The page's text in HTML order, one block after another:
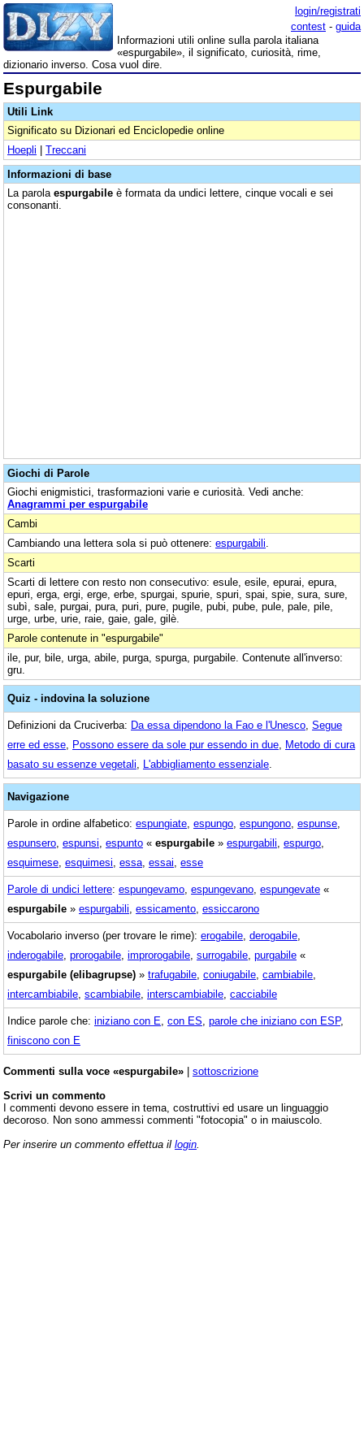
login/registrati
contest - guida
Informazioni utili online sulla parola italiana
«espurgabile», il significato, curiosità, rime,
dizionario inverso. Cosa vuol dire.
Espurgabile
Utili Link
Significato su Dizionari ed Enciclopedie online
Hoepli | Treccani
Informazioni di base
La parola espurgabile è formata da undici lettere, cinque vocali e sei
consonanti.
Giochi di Parole
Giochi enigmistici, trasformazioni varie e curiosità. Vedi anche:
Anagrammi per espurgabile
Cambi
Cambiando una lettera sola si può ottenere: espurgabili
Scarti
Scarti di lettere con resto non consecutivo: esule, esile, epurai, epura,
epuri, erga, ergi, erge, erbe, spurgai, spurie, spuri, spai, spie, sura, sure,
subì, sale, purgai, pura, puri, pure, pugile, pubi, pube, pule, pale, pile,
urge, urbe, urie, raie, gaie, gale, gilè.
Parole contenute in "espurgabile"
ile, pur, bile, urga, abile, purga, spurga, purgabile. Contenute all'inverso:
gru.
Quiz - indovina la soluzione
Definizioni da Cruciverba: Da essa dipendono la Fao e l'Unesco Segue
erre ed esse Possono essere da sole pur essendo in due Metodo di cura
basato su essenze vegetali
L'abbigliamento essenziale
Navigazione
Parole in ordine alfabetico: espungiate espungo espungono espunse
espunsero espunsi espunto « espurgabile » espurgabili espurgo
esquimese esquimesi essa essai esse
Parole di undici lettere: espungevamo espungevano espungevate «
espurgabile » espurgabili essicamento essiccarono
Vocabolario inverso (per trovare le rime): erogabile derogabile
inderogabile prorogabile improrogabile surrogabile purgabile «
espurgabile (elibagrupse) » trafugabile coniugabile cambiabile
intercambiabile scambiabile interscambiabile cacciabile
Indice parole che: iniziano con E con ES parole che iniziano con ESP,
finiscono con E
Commenti sulla voce «espurgabile» | sottoscrizione
Scrivi un commento
I commenti devono essere in tema, costruttivi ed usare un linguaggio
decoroso. Non sono ammessi commenti "fotocopia" o in maiuscolo.
Per inserire un commento effettua il login